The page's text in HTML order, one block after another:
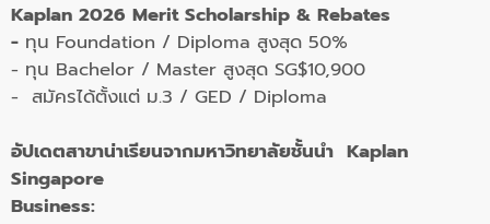
Kaplan 2026 Merit Scholarship & Rebates
- ทุน Foundation / Diploma สูงสุด 50%
- ทุน Bachelor / Master สูงสุด SG$10,900
- สมัครได้ตั้งแต่ ม.3 / GED / Diploma
อัปเดตสาขาน่าเรียนจากมหาวิทยาลัยชั้นนำ Kaplan
Singapore
Business: